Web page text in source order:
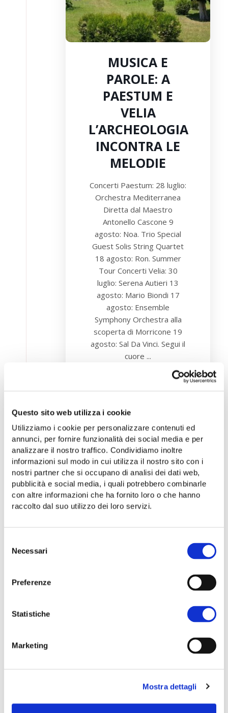
Questo sito web utilizza i cookie
Utilizziamo i cookie per personalizzare contenuti ed
annunci, per fornire funzionalità dei social media e per
analizzare il nostro traffico. Condividiamo inoltre
informazioni sul modo in cui utilizza il nostro sito con i
nostri partner che si occupano di analisi dei dati web,
pubblicità e social media, i quali potrebbero combinarle
con altre informazioni che ha fornito loro o che hanno
raccolto dal suo utilizzo dei loro servizi.
delNecessari
Preferenze
Statistiche
Marketing
Mostra dettagli
MUSICA E
PAROLE: A
PAESTUM E
VELIA
L’ARCHEOLOGIA
INCONTRA LE
MELODIE
Concerti Paestum: 28 luglio:
Orchestra Mediterranea
Diretta dal Maestro
Antonello Cascone 9
agosto: Noa. Trio Special
Guest Solis String Quartet
18 agosto: Ron. Summer
Tour Concerti Velia: 30
luglio: Serena Autieri 13
agosto: Mario Biondi 17
agosto: Ensemble
Symphony Orchestra alla
scoperta di Morricone 19
agosto: Sal Da Vinci. Segui il
cuore ...
View Details
26
Agosto
2022
Dalle alici al fico per